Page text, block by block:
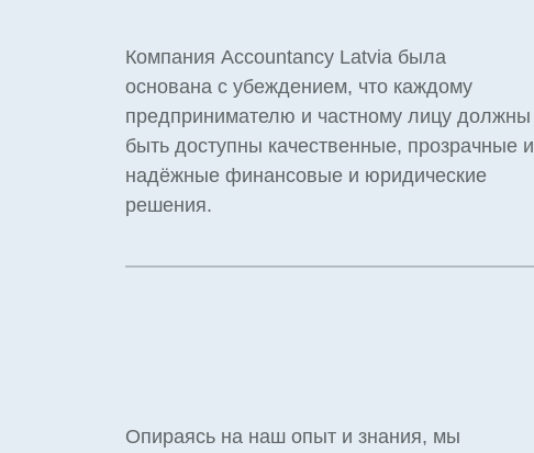
Компания Accountancy Latvia была
основана с убеждением, что каждому
предпринимателю и частному лицу должны
быть доступны качественные, прозрачные и
надёжные финансовые и юридические
решения.
Опираясь на наш опыт и знания, мы